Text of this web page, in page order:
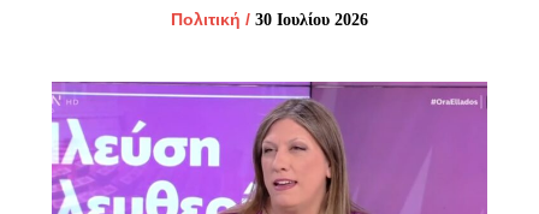
Πολιτική / 30 Ιουλίου 2026